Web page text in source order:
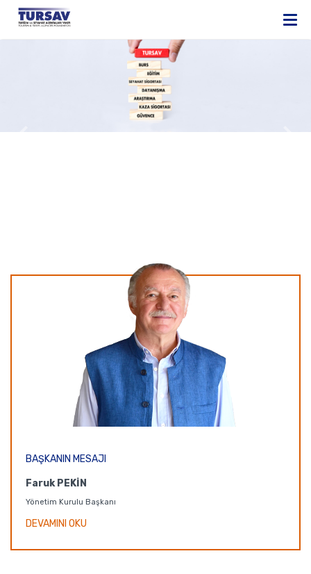
BAŞKANIN MESAJI
Faruk PEKİN
Yönetim Kurulu Başkanı
DEVAMINI OKU